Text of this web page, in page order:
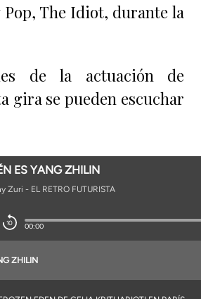
Pop, The Idiot, durante la
de la actuación de
gira se pueden escuchar